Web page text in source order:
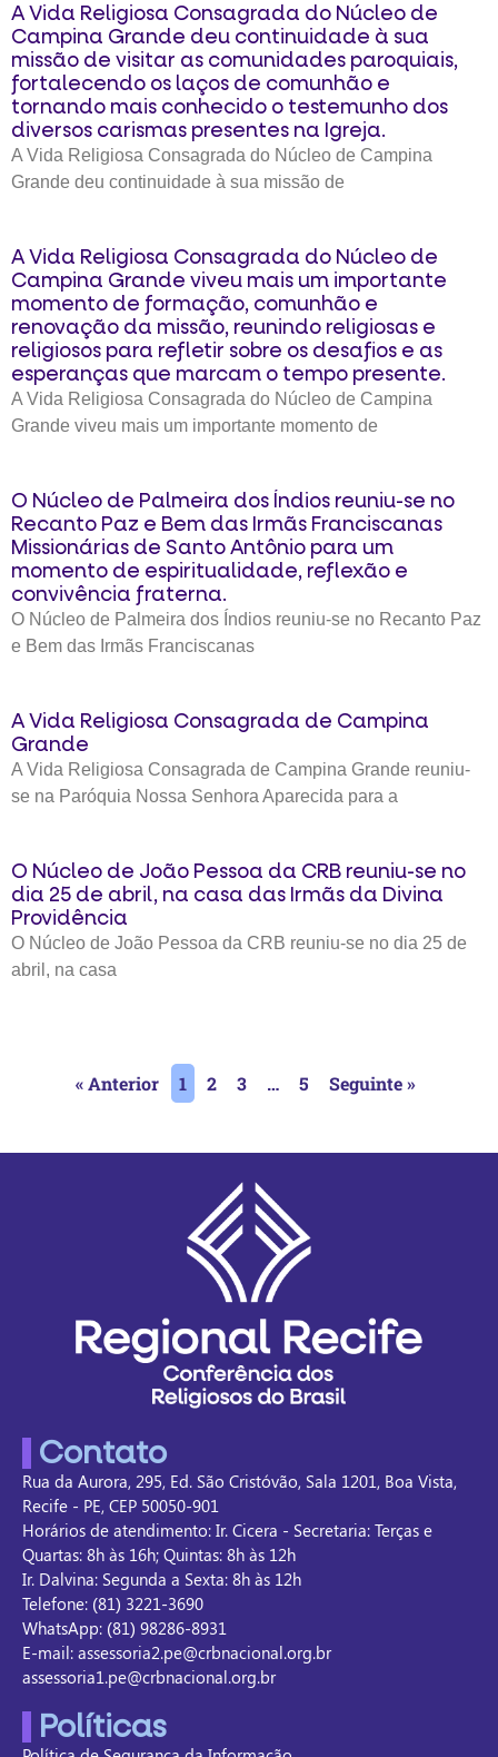
A Vida Religiosa Consagrada do Núcleo de
Campina Grande deu continuidade à sua
missão de visitar as comunidades paroquiais,
fortalecendo os laços de comunhão e
tornando mais conhecido o testemunho dos
diversos carismas presentes na Igreja.
A Vida Religiosa Consagrada do Núcleo de Campina
Grande deu continuidade à sua missão de
A Vida Religiosa Consagrada do Núcleo de
Campina Grande viveu mais um importante
momento de formação, comunhão e
renovação da missão, reunindo religiosas e
religiosos para refletir sobre os desafios e as
esperanças que marcam o tempo presente.
A Vida Religiosa Consagrada do Núcleo de Campina
Grande viveu mais um importante momento de
O Núcleo de Palmeira dos Índios reuniu-se no
Recanto Paz e Bem das Irmãs Franciscanas
Missionárias de Santo Antônio para um
momento de espiritualidade, reflexão e
convivência fraterna.
O Núcleo de Palmeira dos Índios reuniu-se no Recanto Paz
e Bem das Irmãs Franciscanas
A Vida Religiosa Consagrada de Campina
Grande
A Vida Religiosa Consagrada de Campina Grande reuniu-
se na Paróquia Nossa Senhora Aparecida para a
O Núcleo de João Pessoa da CRB reuniu-se no
dia 25 de abril, na casa das Irmãs da Divina
Providência
O Núcleo de João Pessoa da CRB reuniu-se no dia 25 de
abril, na casa
« Anterior 1 2 3 … 5 Seguinte »
Contato
Rua da Aurora, 295, Ed. São Cristóvão, Sala 1201, Boa Vista,
Recife - PE, CEP 50050-901
Horários de atendimento: Ir. Cicera - Secretaria: Terças e
Quartas: 8h às 16h; Quintas: 8h às 12h
Ir. Dalvina: Segunda a Sexta: 8h às 12h
Telefone: (81) 3221-3690
WhatsApp: (81) 98286-8931
E-mail: assessoria2.pe@crbnacional.org.br
assessoria1.pe@crbnacional.org.br
Políticas